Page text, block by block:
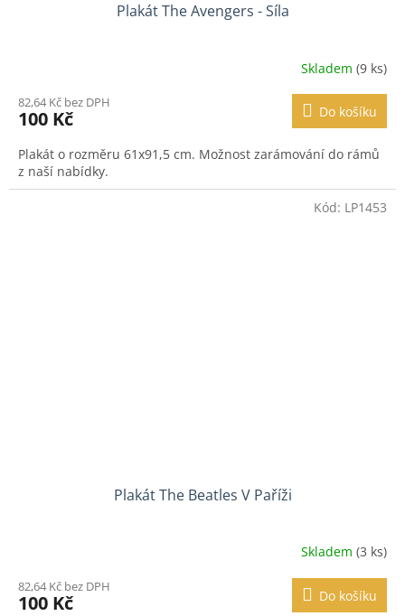
Plakát The Avengers - Síla
Skladem (9 ks)
82,64 Kč bez DPH
100 Kč Do košíku
Plakát o rozměru 61x91,5 cm. Možnost zarámování do rámů
z naší nabídky.
Plakát The Beatles V Paříži
Skladem (3 ks)
82,64 Kč bez DPH
100 Kč Do košíku
Kód: LP1453